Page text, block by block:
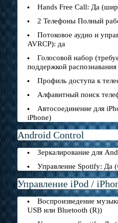
Hands Free Call: Да
2 Телефоны Полный
Потоковое аудио и
AVRCP): да
Голосовой набор
поддержкой распознавания
Профиль доступа к
Алфавитный поиск
Автосоединение для
iPhone)
Android Control
Зеркалирование для
Управление Spotify: Да
Управление iPod /
Воспроизведение
USB или Bluetooth (R))